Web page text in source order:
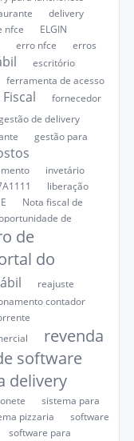
delivery
nfce
ELGIN
erro nfce
erros
escritório
ferramenta de acesso
Fiscal
fornecedor
de delivery
gestão para
invetário
liberação
Nota fiscal de
de
de
do
reajuste
contador
revenda
software
delivery
sistema para
pizzaria
software
software para